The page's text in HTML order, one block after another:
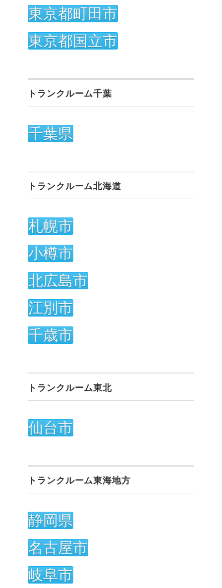
東京都町田市
東京都国立市
トランクルーム千葉
千葉県
トランクルーム北海道
札幌市
小樽市
北広島市
江別市
千歳市
トランクルーム東北
仙台市
トランクルーム東海地方
静岡県
名古屋市
岐阜市